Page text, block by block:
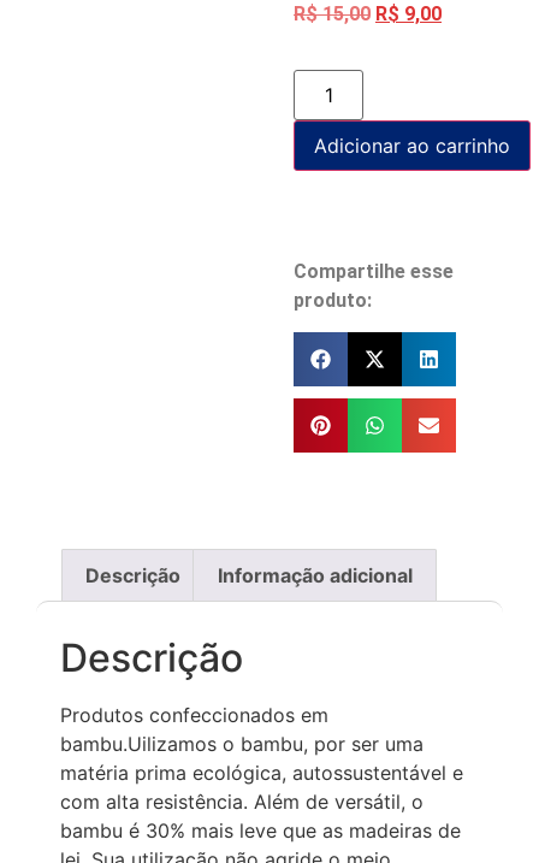
R$15,00 R$ 9,00
Adicionar ao carrinho
Compartilhe esse
produto:
Descrição Informação adicional
Descrição
Produtos confeccionados em
bambu.Uilizamos o bambu, por ser uma
matéria prima ecológica, autossustentável e
com alta resistência. Além de versátil, o
bambu é 30% mais leve que as madeiras de